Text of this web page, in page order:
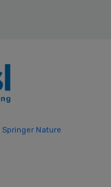
Springer Nature